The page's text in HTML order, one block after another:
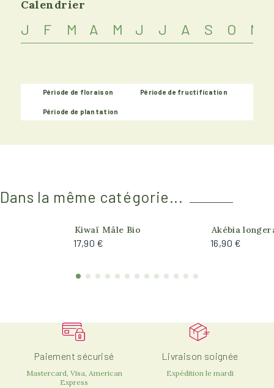
Calendrier
J F M A M J J A S O N
Période de floraison Période de fructification
Période de plantation
Dans la même catégorie...
Kiwaï Mâle Bio
17,90 €
Produit
Akébia
16,90 €
Paiement sécurisé
Mastercard, Visa, American
Express
Livraison soignée
Expédition le mardi